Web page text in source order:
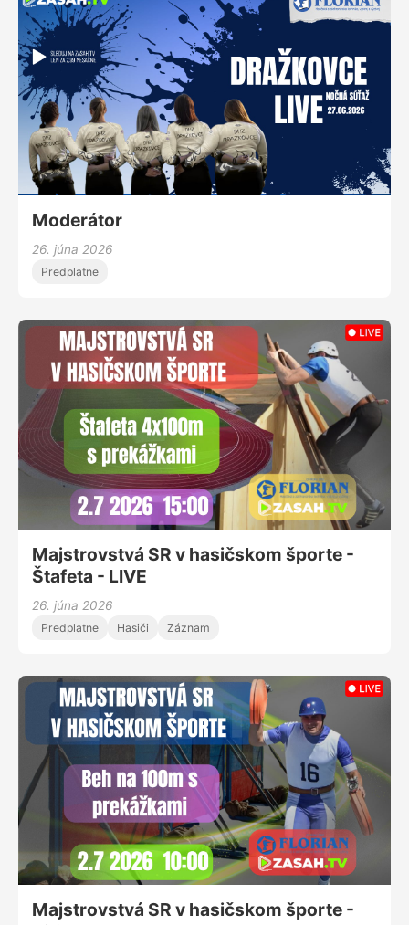
Moderátor
26. júna 2026
Predplatne
Majstrovstvá SR v hasičskom športe -
Štafeta - LIVE
26. júna 2026
Predplatne Hasiči Záznam
Majstrovstvá SR v hasičskom športe -